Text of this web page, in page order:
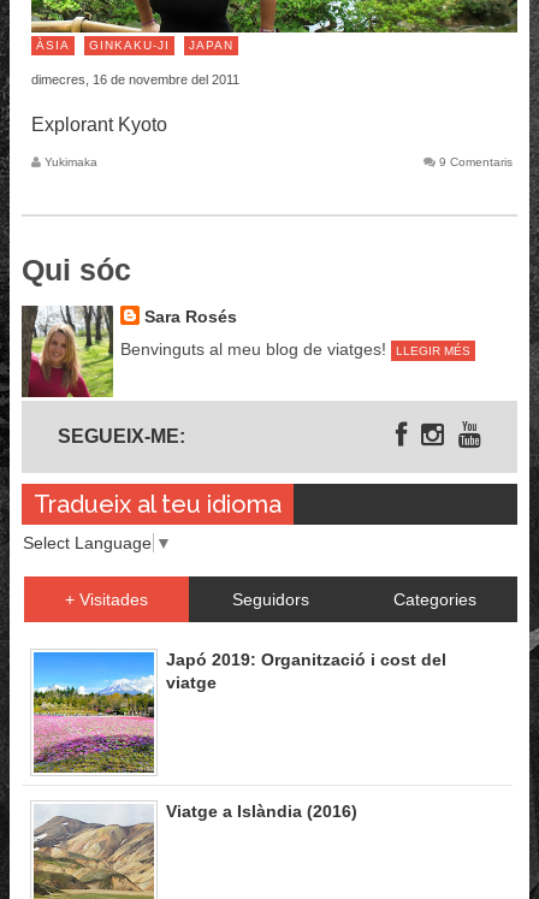
ÀSIA GINKAKU-JI JAPAN
dimecres, 16 de novembre del 2011
Explorant Kyoto
Yukimaka 9 Comentaris
Qui sóc
Sara Rosés
Benvinguts al meu blog de viatges!
LLEGIR MÉS
SEGUEIX-ME:
Tradueix al teu idioma
Select Language ▼
+ Visitades Seguidors Categories
Japó 2019: Organització i cost del
viatge
Viatge a Islàndia (2016)